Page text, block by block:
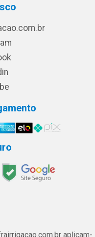
aplicam-